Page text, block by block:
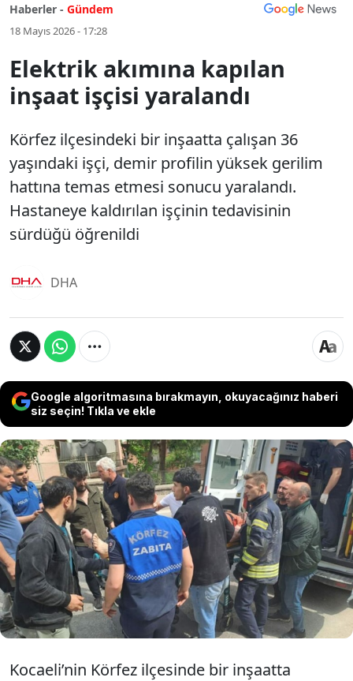
Haberler - Gündem
18 Mayıs 2026 - 17:28
Elektrik akımına kapılan
inşaat işçisi yaralandı
Körfez ilçesindeki bir inşaatta çalışan 36
yaşındaki işçi, demir profilin yüksek gerilim
hattına temas etmesi sonucu yaralandı.
Hastaneye kaldırılan işçinin tedavisinin
sürdüğü öğrenildi
DHA
Google algoritmasına bırakmayın, okuyacağınız haberi
siz seçin! Tıkla ve ekle
Körfez ilçesindeki bir inşaatta çalışan 36
yaşındaki işçi, demir profilin yüksek gerilim
hattına temas etmesi sonucu yaralandı.
Hastaneye kaldırılan işçinin tedavisinin
sürdüğü öğrenildi
Kocaeli’nin Körfez ilçesinde bir inşaatta